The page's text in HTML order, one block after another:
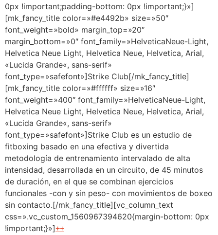
0px !important;padding-bottom: 0px !important;}»]
[mk_fancy_title color=»#e4492b» size=»50″
font_weight=»bold» margin_top=»20″
margin_bottom=»0″ font_family=»HelveticaNeue-Light,
Helvetica Neue Light, Helvetica Neue, Helvetica, Arial,
«Lucida Grande«, sans-serif»
font_type=»safefont»]Strike Club[/mk_fancy_title]
[mk_fancy_title color=»#ffffff» size=»16″
font_weight=»400″ font_family=»HelveticaNeue-Light,
Helvetica Neue Light, Helvetica Neue, Helvetica, Arial,
«Lucida Grande«, sans-serif»
font_type=»safefont»]Strike Club es un estudio de
fitboxing basado en una efectiva y divertida
metodología de entrenamiento intervalado de alta
intensidad, desarrollada en un circuito, de 45 minutos
de duración, en el que se combinan ejercicios
funcionales -con y sin peso- con movimientos de boxeo
sin contacto.[/mk_fancy_title][vc_column_text
css=».vc_custom_1560967394620{margin-bottom: 0px
!important;}»]++